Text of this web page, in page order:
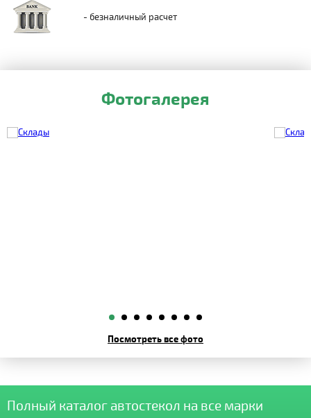
- безналичный расчет
Фотогалерея
Посмотреть все фото
Полный каталог автостекол на все марки